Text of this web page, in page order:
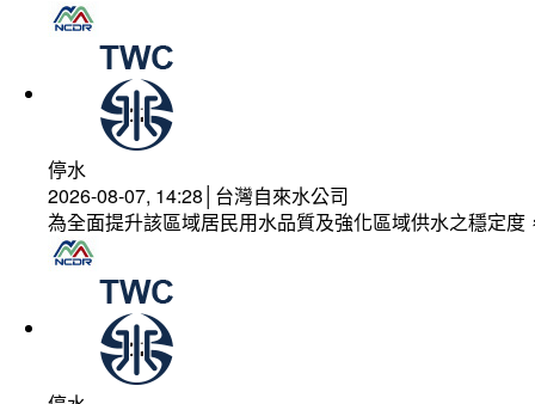
停水
2026-08-07, 14:28│台灣自來水公司
為全面提升該區域居民用水品質及強化區域供水之穩定